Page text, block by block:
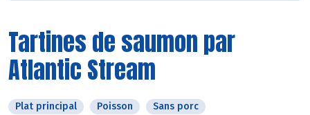
Tartines de saumon par
Atlantic Stream
Plat principal Poisson Sans porc